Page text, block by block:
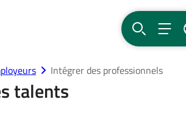
Intégrer des professionnels
talents